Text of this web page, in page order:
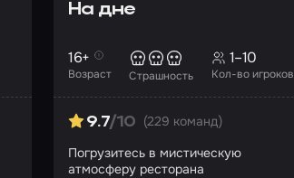
На дне
Возраст
16+
Страшность Кол-во игроков
1–10
9.7/10 (229 команд)
Погрузитесь в мистическую
атмосферу ресторана